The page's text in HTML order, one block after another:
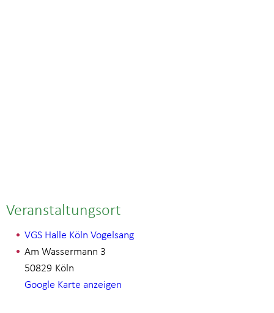
Veranstaltungsort
VGS Halle Köln Vogelsang
Am Wassermann 3
Köln
50829
Google Karte anzeigen